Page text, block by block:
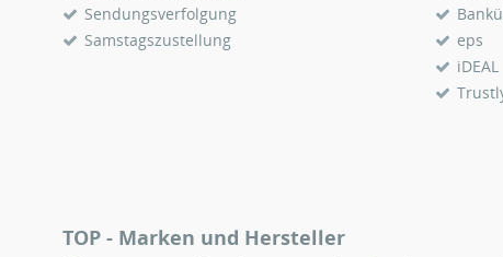
Sendungsverfolgung
Samstagszustellung
eps
iDEAL
TOP - Marken und Hersteller